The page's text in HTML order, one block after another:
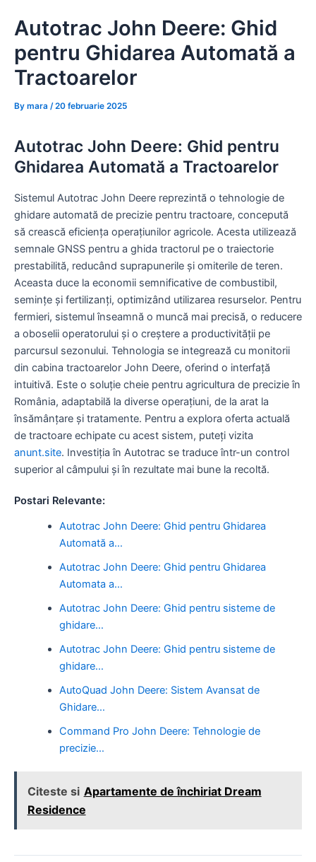
Autotrac John Deere: Ghid
pentru Ghidarea Automată a
Tractoarelor
By mara /20 februarie 2025
Autotrac John Deere: Ghid pentru
Ghidarea Automată a Tractoarelor
Sistemul Autotrac John Deere reprezintă o tehnologie de
ghidare automată de precizie pentru tractoare, concepută
să crească eficiența operațiunilor agricole. Acesta utilizează
semnale GNSS pentru a ghida tractorul pe o traiectorie
prestabilită, reducând suprapunerile și omiterile de teren.
Aceasta duce la economii semnificative de combustibil,
semințe și fertilizanți, optimizând utilizarea resurselor. Pentru
fermieri, sistemul înseamnă o muncă mai precisă, o reducere
a oboselii operatorului și o creștere a productivității pe
parcursul sezonului. Tehnologia se integrează cu monitorii
din cabina tractoarelor John Deere, oferind o interfață
intuitivă. Este o soluție cheie pentru agricultura de precizie în
România, adaptabilă la diverse operațiuni, de la arat la
însămânțare și tratamente. Pentru a explora oferta actuală
de tractoare echipate cu acest sistem, puteți vizita
anunt.site. Investiția în Autotrac se traduce într-un control
superior al câmpului și în rezultate mai bune la recoltă.
Postari Relevante:
Autotrac John Deere: Ghid pentru Ghidarea
Automată a…
Autotrac John Deere: Ghid pentru Ghidarea
Automata a…
Autotrac John Deere: Ghid pentru sisteme de
ghidare…
Autotrac John Deere: Ghid pentru sisteme de
ghidare…
AutoQuad John Deere: Sistem Avansat de
Ghidare…
Command Pro John Deere: Tehnologie de
precizie…
Citeste si Apartamente de închiriat Dream
Residence